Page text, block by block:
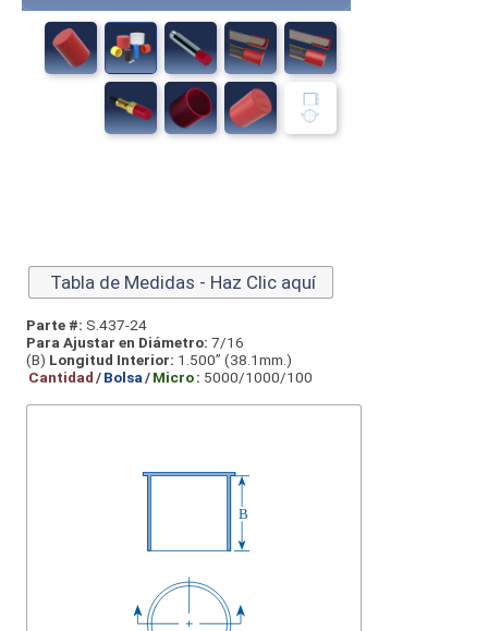
Tabla de Medidas - Haz Clic aquí
Parte #: S.437-24
Para Ajustar en Diámetro: 7/16
(B) Longitud Interior: 1.500” (38.1mm.)
Cantidad/Bolsa/Micro: 5000/1000/100